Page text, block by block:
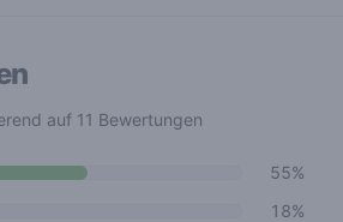
auf 11 Bewertungen
55%
18%